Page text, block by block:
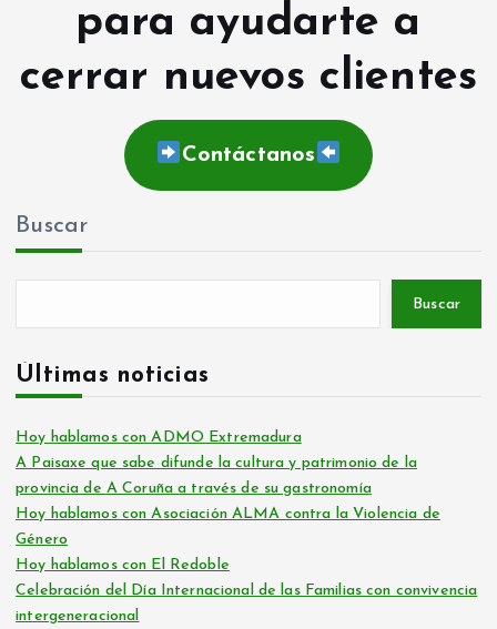
para ayudarte a
cerrar nuevos clientes
Contáctanos
Buscar
Buscar
Últimas noticias
Hoy hablamos con ADMO Extremadura
A Paisaxe que sabe difunde la cultura y patrimonio de la
provincia de A Coruña a través de su gastronomía
Hoy hablamos con Asociación ALMA contra la Violencia de
Género
Hoy hablamos con El Redoble
Celebración del Día Internacional de las Familias con convivencia
intergeneracional